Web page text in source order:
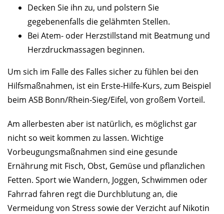
Decken Sie ihn zu, und polstern Sie
gegebenenfalls die gelähmten Stellen.
Bei Atem- oder Herzstillstand mit Beatmung und
Herzdruckmassagen beginnen.
Um sich im Falle des Falles sicher zu fühlen bei den
Hilfsmaßnahmen, ist ein Erste-Hilfe-Kurs, zum Beispiel
beim ASB Bonn/Rhein-Sieg/Eifel, von großem Vorteil.
Am allerbesten aber ist natürlich, es möglichst gar
nicht so weit kommen zu lassen. Wichtige
Vorbeugungsmaßnahmen sind eine gesunde
Ernährung mit Fisch, Obst, Gemüse und pflanzlichen
Fetten. Sport wie Wandern, Joggen, Schwimmen oder
Fahrrad fahren regt die Durchblutung an, die
Vermeidung von Stress sowie der Verzicht auf Nikotin